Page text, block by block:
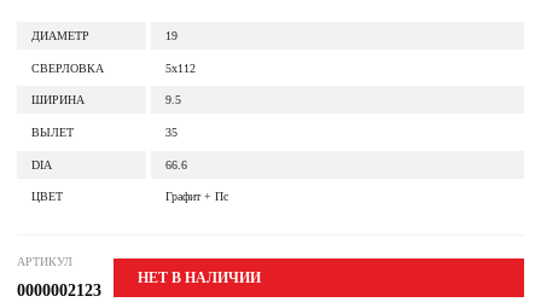
ДИАМЕТР 19
СВЕРЛОВКА 5x112
ШИРИНА 9.5
ВЫЛЕТ 35
DIA 66.6
ЦВЕТ Графит + Пс
АРТИКУЛ
0000002123
НЕТ В НАЛИЧИИ